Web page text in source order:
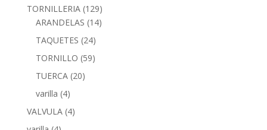
TORNILLERIA (129)
ARANDELAS (14)
TAQUETES (24)
TORNILLO (59)
TUERCA (20)
varilla (4)
VALVULA (4)